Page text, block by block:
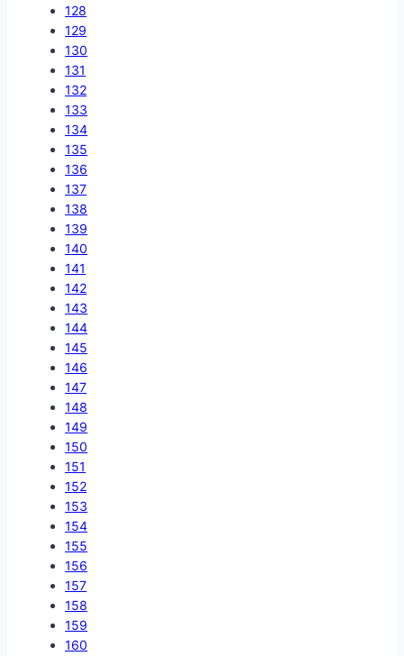
128
129
130
131
132
133
134
135
136
137
138
139
140
141
142
143
144
145
146
147
148
149
150
151
152
153
154
155
156
157
158
159
160